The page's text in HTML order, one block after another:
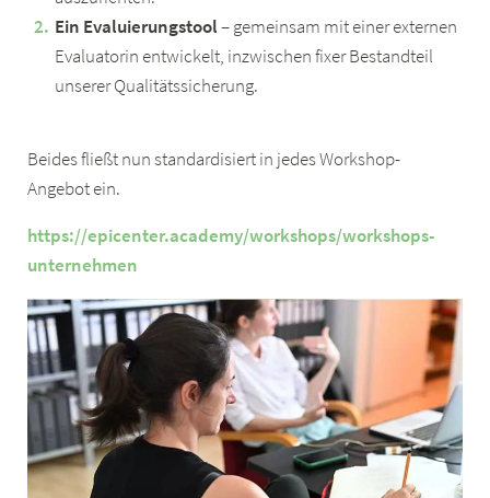
Ein Evaluierungstool– gemeinsam mit einer externen
Evaluatorin entwickelt, inzwischen fixer Bestandteil
unserer Qualitätssicherung.
Beides fließt nun standardisiert in jedes Workshop-
Angebot ein.
https://epicenter.academy/workshops/workshops-
unternehmen